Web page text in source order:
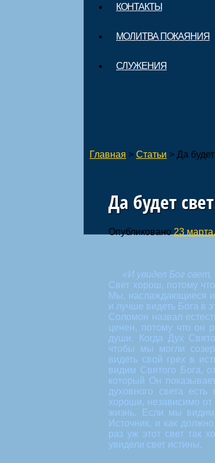
КОНТАКТЫ
МОЛИТВА ПОКАЯНИЯ
СЛУЖЕНИЯ
Главная > Статьи > Да
Да будет
Опубликовано 23
«И увидел Бог
Свет хорош, потому
Мы, наслаждающиеся
и лучше видеть Бога в
Соломон назвал
ценен, потому что он
души. Когда Дух
чтобы мы могли
видеть свой грех в
видим Святого Бога,
который Он
духовного света
хороши, независимо от
жизнь. Если мы
Источник, и как
раз уж этот свет так
увидели свет истины.